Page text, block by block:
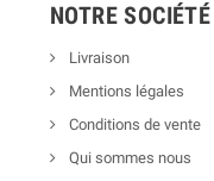
NOTRE SOCIÉTÉ
Livraison
Mentions légales
Conditions de vente
Qui sommes nous